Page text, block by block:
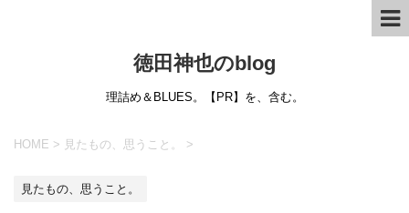
徳田神也のblog
理詰め＆BLUES。【PR】を、含む。
HOME > 見たもの、思うこと。 >
見たもの、思うこと。